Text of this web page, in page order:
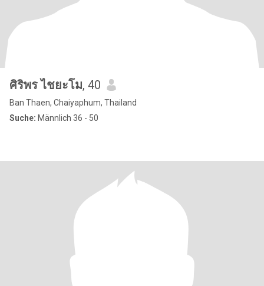
ศิริพร ไชยะโม, 40
Ban Thaen, Chaiyaphum, Thailand
Suche: Männlich 36 - 50